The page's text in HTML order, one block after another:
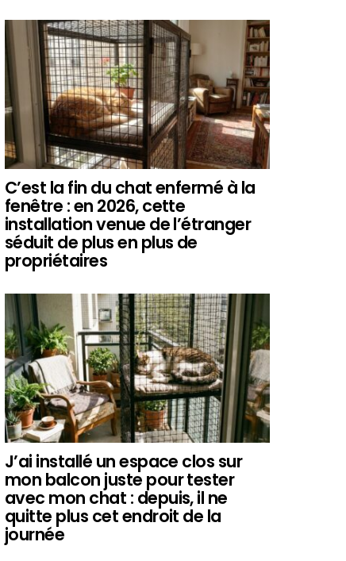
C’est la fin du chat enfermé à la
fenêtre : en 2026, cette
installation venue de l’étranger
séduit de plus en plus de
propriétaires
J’ai installé un espace clos sur
mon balcon juste pour tester
avec mon chat : depuis, il ne
quitte plus cet endroit de la
journée